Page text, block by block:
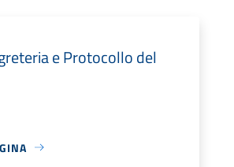
e Protocollo del